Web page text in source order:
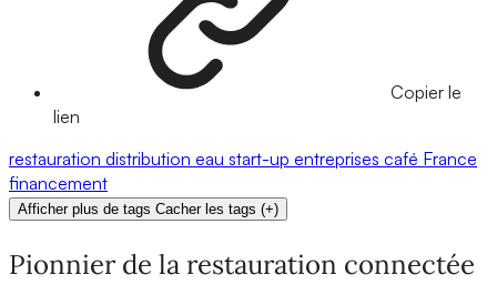
Copier le
lien
restauration distribution eau start-up entreprises café France
financement
Afficher plus de tags Cacher les tags (+)
Pionnier de la restauration connectée